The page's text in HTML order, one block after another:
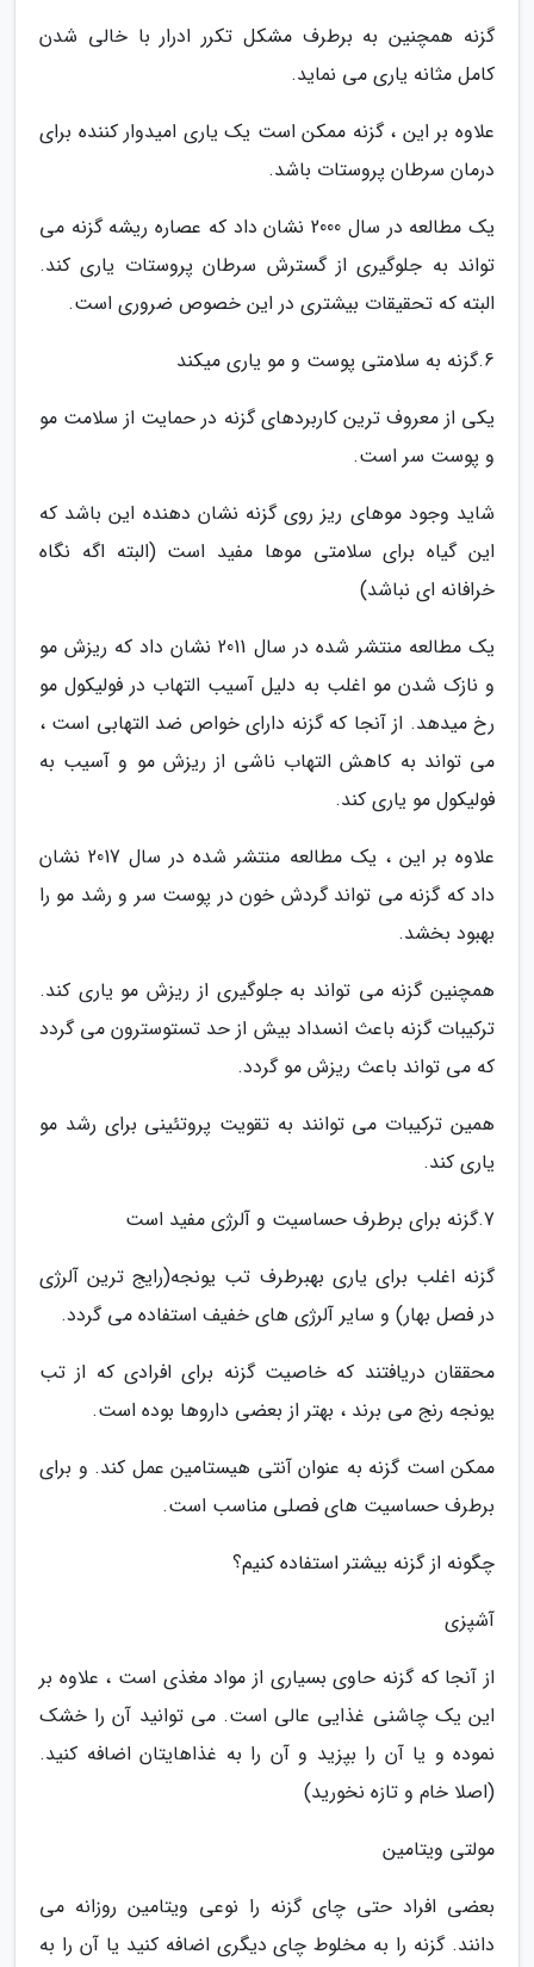
گزنه همچنین به برطرف مشکل تکرر ادرار با خالی شدن
کامل مثانه یاری می نماید.
علاوه بر این ، گزنه ممکن است یک یاری امیدوار کننده برای
درمان سرطان پروستات باشد.
یک مطالعه در سال 2000 نشان داد که عصاره ریشه گزنه می
تواند به جلوگیری از گسترش سرطان پروستات یاری کند.
البته که تحقیقات بیشتری در این خصوص ضروری است.
6.گزنه به سلامتی پوست و مو یاری میکند
یکی از معروف ترین کاربردهای گزنه در حمایت از سلامت مو
و پوست سر است.
شاید وجود موهای ریز روی گزنه نشان دهنده این باشد که
این گیاه برای سلامتی موها مفید است (البته اگه نگاه
خرافانه ای نباشد)
یک مطالعه منتشر شده در سال 2011 نشان داد که ریزش مو
و نازک شدن مو اغلب به دلیل آسیب التهاب در فولیکول مو
رخ میدهد. از آنجا که گزنه دارای خواص ضد التهابی است ،
می تواند به کاهش التهاب ناشی از ریزش مو و آسیب به
فولیکول مو یاری کند.
علاوه بر این ، یک مطالعه منتشر شده در سال 2017 نشان
داد که گزنه می تواند گردش خون در پوست سر و رشد مو را
بهبود بخشد.
همچنین گزنه می تواند به جلوگیری از ریزش مو یاری کند.
ترکیبات گزنه باعث انسداد بیش از حد تستوسترون می گردد
که می تواند باعث ریزش مو گردد.
همین ترکیبات می توانند به تقویت پروتئینی برای رشد مو
یاری کند.
7.گزنه برای برطرف حساسیت و آلرژی مفید است
گزنه اغلب برای یاری بهبرطرف تب یونجه(رایج ترین آلرژی
در فصل بهار) و سایر آلرژی های خفیف استفاده می گردد.
محققان دریافتند که خاصیت گزنه برای افرادی که از تب
یونجه رنج می برند ، بهتر از بعضی داروها بوده است.
ممکن است گزنه به عنوان آنتی هیستامین عمل کند. و برای
برطرف حساسیت های فصلی مناسب است.
چگونه از گزنه بیشتر استفاده کنیم؟
آشپزی
از آنجا که گزنه حاوی بسیاری از مواد مغذی است ، علاوه بر
این یک چاشنی غذایی عالی است. می توانید آن را خشک
نموده و یا آن را بپزید و آن را به غذاهایتان اضافه کنید.
(اصلا خام و تازه نخورید)
مولتی ویتامین
بعضی افراد حتی چای گزنه را نوعی ویتامین روزانه می
دانند. گزنه را به مخلوط چای دیگری اضافه کنید یا آن را به